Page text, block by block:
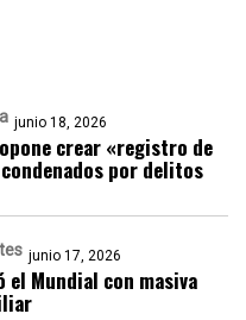
junio 18, 2026
crear «registro de
por delitos
junio 17, 2026
el Mundial con masiva